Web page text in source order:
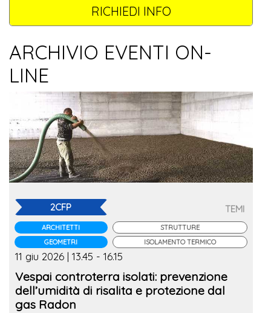
RICHIEDI INFO
ARCHIVIO EVENTI ON-
LINE
2CFP
ARCHITETTI
GEOMETRI
TEMI
STRUTTURE
ISOLAMENTO TERMICO
11 giu 2026 | 13.45 - 16.15
Vespai controterra isolati: prevenzione
dell’umidità di risalita e protezione dal
gas Radon